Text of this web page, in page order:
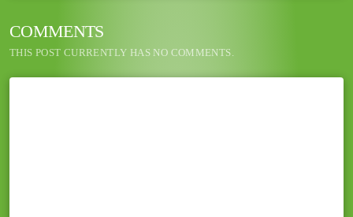
COMMENTS
THIS POST CURRENTLY HAS NO COMMENTS.